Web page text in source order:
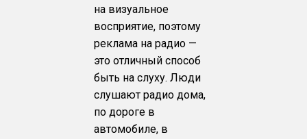
на визуальное
восприятие, поэтому
реклама на радио —
это отличный способ
быть на слуху. Люди
слушают радио дома,
по дороге в
автомобиле, в